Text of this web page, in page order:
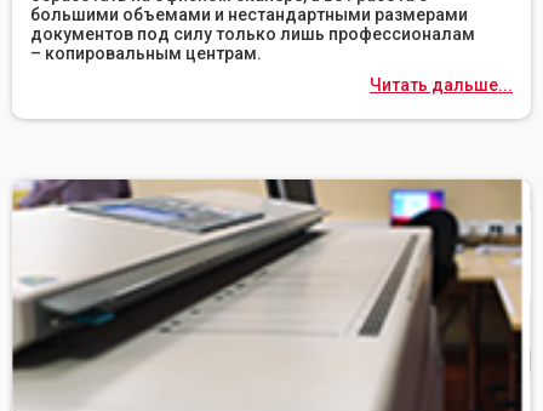
большими объемами и нестандартными размерами
документов под силу только лишь профессионалам
– копировальным центрам.
Читать дальше...